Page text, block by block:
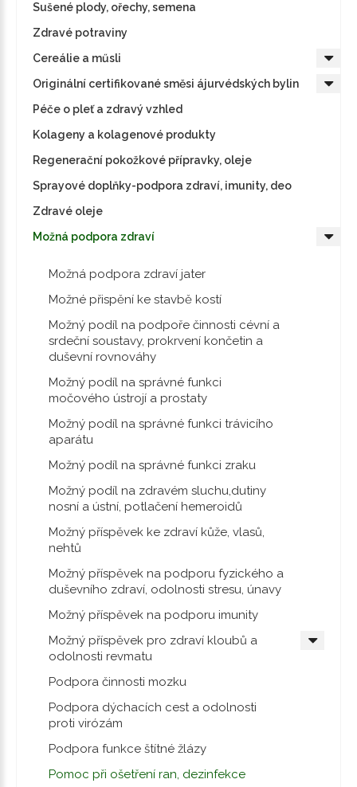
Sušené plody, ořechy, semena
Zdravé potraviny
Cereálie a műsli
Originální certifikované směsi ájurvédských bylin
Péče o pleť a zdravý vzhled
Kolageny a kolagenové produkty
Regenerační pokožkové přípravky, oleje
Sprayové doplňky-podpora zdraví, imunity, deo
Zdravé oleje
Možná podpora zdraví
Možná podpora zdraví jater
Možné přispění ke stavbě kostí
Možný podíl na podpoře činnosti cévní a
srdeční soustavy, prokrvení končetin a
duševní rovnováhy
Možný podíl na správné funkci
močového ústrojí a prostaty
Možný podíl na správné funkci trávicího
aparátu
Možný podíl na správné funkci zraku
Možný podíl na zdravém sluchu,dutiny
nosní a ústní, potlačení hemeroidů
Možný příspěvek ke zdraví kůže, vlasů,
nehtů
Možný příspěvek na podporu fyzického a
duševního zdraví, odolnosti stresu, únavy
Možný příspěvek na podporu imunity
Možný příspěvek pro zdraví kloubů a
odolnosti revmatu
Podpora činnosti mozku
Podpora dýchacích cest a odolnosti
proti virózám
Podpora funkce štítné žlázy
Pomoc při ošetření ran, dezinfekce